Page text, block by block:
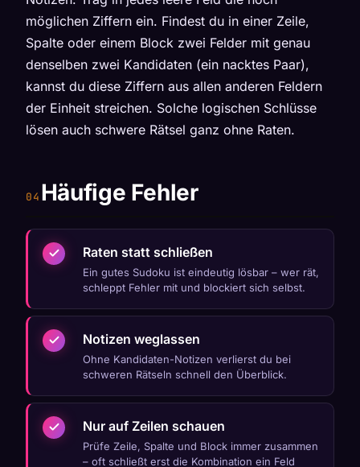
möglichen Ziffern ein. Findest du in einer Zeile,
Spalte oder einem Block zwei Felder mit genau
denselben zwei Kandidaten (ein nacktes Paar),
kannst du diese Ziffern aus allen anderen Feldern
der Einheit streichen. Solche logischen Schlüsse
lösen auch schwere Rätsel ganz ohne Raten.
Häufige Fehler
Raten statt schließen
Ein gutes Sudoku ist eindeutig lösbar – wer rät,
schleppt Fehler mit und blockiert sich selbst.
Notizen weglassen
Ohne Kandidaten-Notizen verlierst du bei
schweren Rätseln schnell den Überblick.
Nur auf Zeilen schauen
Prüfe Zeile, Spalte und Block immer zusammen
– oft schließt erst die Kombination ein Feld